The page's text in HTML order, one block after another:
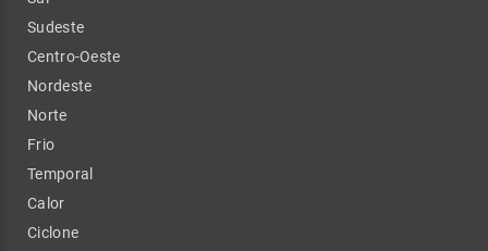
Sudeste
Centro-Oeste
Nordeste
Norte
Frio
Temporal
Calor
Ciclone